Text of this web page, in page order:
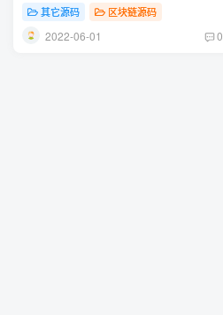
其它源码 区块链源码
2022-06-01 0